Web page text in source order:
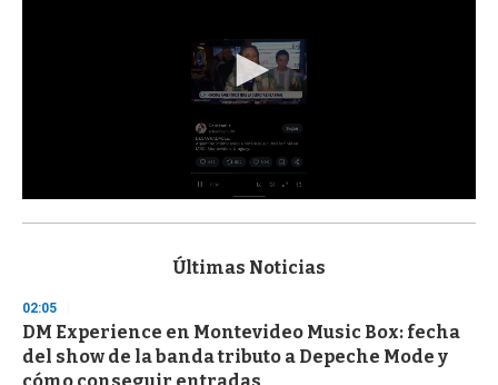
s
d
s
o
f
Últimas Noticias
02:05
DM Experience en Montevideo Music Box: fecha
del show de la banda tributo a Depeche Mode y